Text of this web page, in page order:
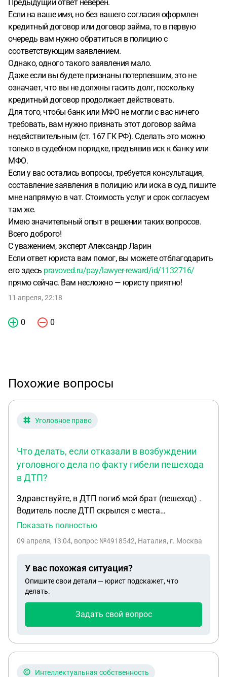
Предыдущий ответ неверен.
Если на ваше имя, но без вашего согласия оформлен
кредитный договор или договор займа, то в первую
очередь вам нужно обратиться в полицию с
соответствующим заявлением.
Однако, одного такого заявления мало.
Даже если вы будете признаны потерпевшим, это не
означает, что вы не должны гасить долг, поскольку
кредитный договор продолжает действовать.
Для того, чтобы банк или МФО не могли с вас ничего
требовать, вам нужно признать этот договор займа
недействительным (ст. 167 ГК РФ). Сделать это можно
только в судебном порядке, предъявив иск к банку или
МФО.
Если у вас остались вопросы, требуется консультация,
составление заявления в полицию или иска в суд, пишите
мне напрямую в чат. Стоимость услуг и срок согласуем
там же.
Имею значительный опыт в решении таких вопросов.
Всего доброго!
С уважением, эксперт Александр Ларин
Если ответ юриста вам помог, вы можете отблагодарить
его здесь pravoved.ru/pay/lawyer-reward/id/1132716/
прямо сейчас. Вам несложно — юристу приятно!
11 апреля, 22:18
0 0
Похожие вопросы
Уголовное право
Что делать, если отказали в возбуждении
уголовного дела по факту гибели пешехода
в ДТП?
Здравствуйте, в ДТП погиб мой брат (пешеход) .
Водитель после ДТП скрылся с места
преступоения. После проведения экспертизы
возбуждении уголовного дела. Как быть?
Показать полностью
09 апреля, 13:04, вопрос №4918542, Наталия, г. Москва
У вас похожая ситуация?
Опишите свои детали — юрист подскажет, что
делать.
Задать свой вопрос
Интеллектуальная собственность